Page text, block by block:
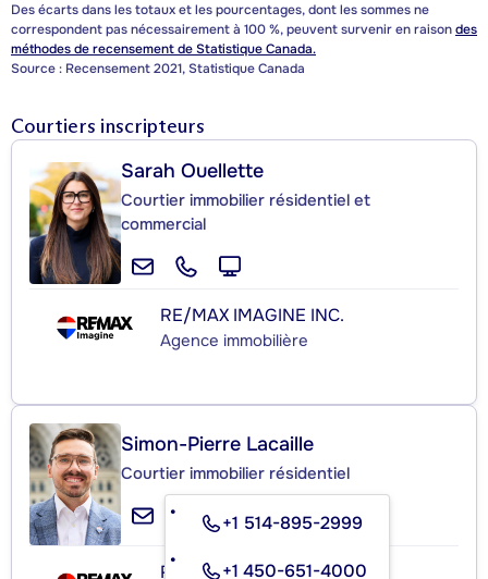
Des écarts dans les totaux et les pourcentages, dont les sommes ne
correspondent pas nécessairement à 100 %, peuvent survenir en raisondes
méthodes de recensement de Statistique Canada.
Source : Recensement 2021, Statistique Canada
Courtiers inscripteurs
Sarah Ouellette
Courtier immobilier résidentiel et
commercial
RE/MAX IMAGINE INC.
Agence immobilière
Simon-Pierre Lacaille
Courtier immobilier résidentiel
+1 514-895-2999
+1 450-651-4000
RE/MAX IMAGINE INC.